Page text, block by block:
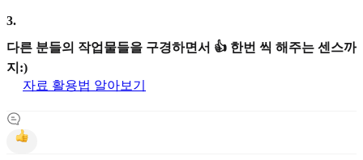
3.
다른 분들의 작업물들을 구경하면서 👍 한번 씩 해주는 센스까
지:)
자료 활용법 알아보기